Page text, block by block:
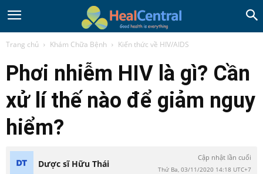
Trang chủ Khám Chữa Bệnh Kiến thức về HIV/AIDS
Phơi nhiễm HIV là gì? Cần
xử lí thế nào để giảm nguy
hiểm?
Dược sĩ Hữu Thái
Cập nhật lần cuối
Thứ Ba, 03/11/2020 14:18 UTC+7